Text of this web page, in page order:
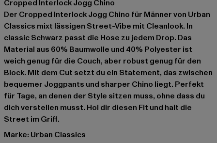
Cropped Interlock Jogg Chino
Der Cropped Interlock Jogg Chino für Männer von Urban
Classics mixt lässigen Street-Vibe mit Cleanlook. In
classic Schwarz passt die Hose zu jedem Drop. Das
Material aus 60% Baumwolle und 40% Polyester ist
weich genug für die Couch, aber robust genug für den
Block. Mit dem Cut setzt du ein Statement, das zwischen
bequemer Joggpants und sharper Chino liegt. Perfekt
für Tage, an denen der Style sitzen muss, ohne dass du
dich verstellen musst. Hol dir diesen Fit und halt die
Street im Griff.
Marke: Urban Classics